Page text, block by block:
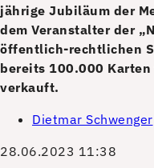
jährige Jubiläum der
dem Veranstalter der
öffentlich-rechtlichen
bereits 100.000
verkauft.
Dietmar Schwenger
28.06.2023 11:38